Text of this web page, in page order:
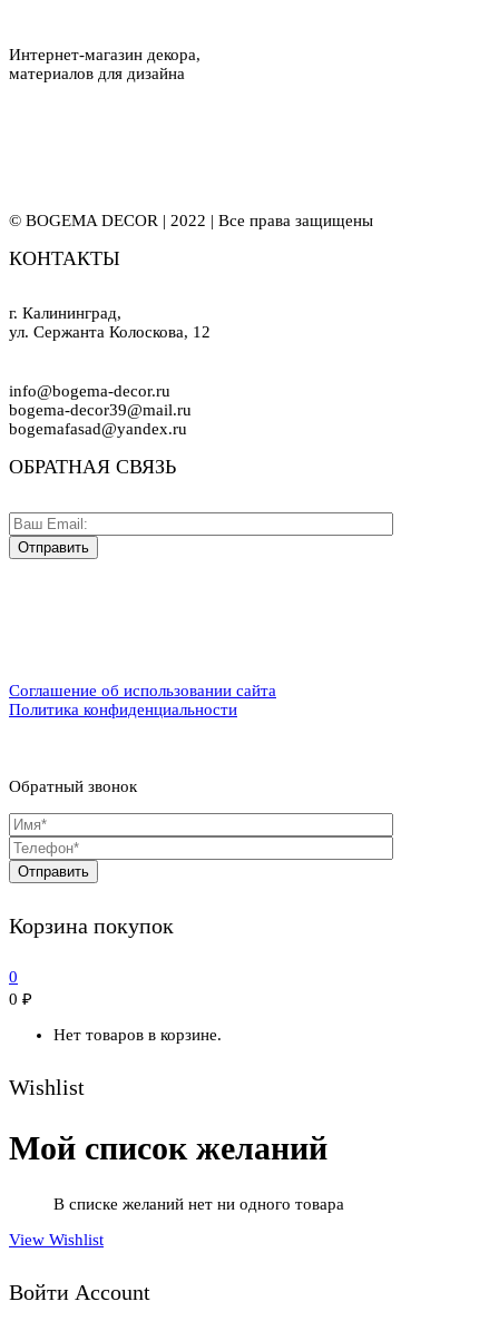
Интернет-магазин декора,
материалов для дизайна
© BOGEMA DECOR | 2022 | Все права защищены
КОНТАКТЫ
г. Калининград,
ул. Сержанта Колоскова, 12
info@bogema-decor.ru
bogema-decor39@mail.ru
bogemafasad@yandex.ru
ОБРАТНАЯ СВЯЗЬ
Соглашение об использовании сайта
Политика конфиденциальности
Обратный звонок
Корзина покупок
0
0 ₽
Нет товаров в корзине.
Wishlist
Мой список желаний
В списке желаний нет ни одного товара
View Wishlist
Войти Account